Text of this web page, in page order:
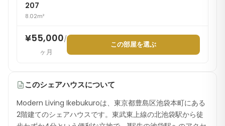
207
8.02m²
¥55,000/
ヶ月
この部屋を選ぶ
このシェアハウスについて
Modern Living Ikebukuroは、東京都豊島区池袋本町にある
2階建てのシェアハウスです。東武東上線の北池袋駅から徒